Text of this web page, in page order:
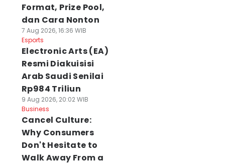
Format, Prize Pool,
dan Cara Nonton
7 Aug 2026, 16:36 WIB
Esports
Electronic Arts (EA)
Resmi Diakuisisi
Arab Saudi Senilai
Rp984 Triliun
9 Aug 2026, 20:02 WIB
Business
Cancel Culture:
Why Consumers
Don't Hesitate to
Walk Away From a